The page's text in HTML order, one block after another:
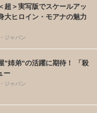
超＞実写版でスケールアッ
大ヒロイン・モアナの魅力
ジャパン
“姉弟“の活躍に期待！ 「殺
ー
ジャパン